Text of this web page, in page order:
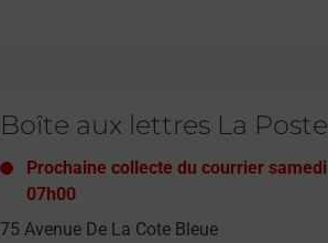
Boîte aux lettres La Poste
Prochaine collecte du courrier samedi
07h00
75 Avenue De La Cote Bleue